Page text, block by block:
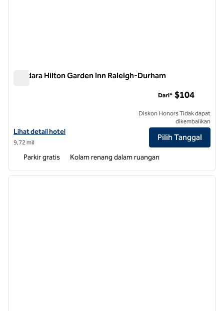
Bandara Hilton Garden Inn Raleigh-Durham
Lihat detail hotel untuk Bandara Hilton Garden Inn Raleigh-Durham
Lihat detail hotel
9,72 mil
Dari* $104
Diskon Honors Tidak dapat
dikembalikan
Pilih Tanggal
Parkir gratis Kolam renang dalam ruangan
1 dari 12